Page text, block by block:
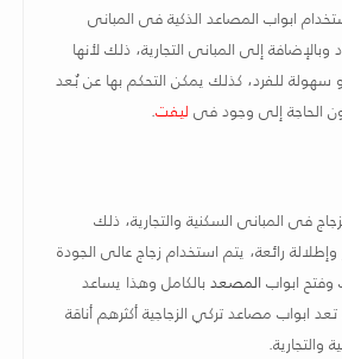
ابواب المصاعد الذكية فى المبانى
وبالإضافة إلى المبانى التجارية، ذلك لأنها
و سهولة للفرد، كذلك يمكن التحكم بها عن بُعد
الحاجة إلى وجود فى ليفت.
فى المبانى السكنية والتجارية، ذلك
رائعة، يتم استخدام زجاج عالى الجودة
ابواب المصعد بالكامل وهذا يساعد
ابواب مصاعد تركي الزجاجية أكثرهم أناقة
.